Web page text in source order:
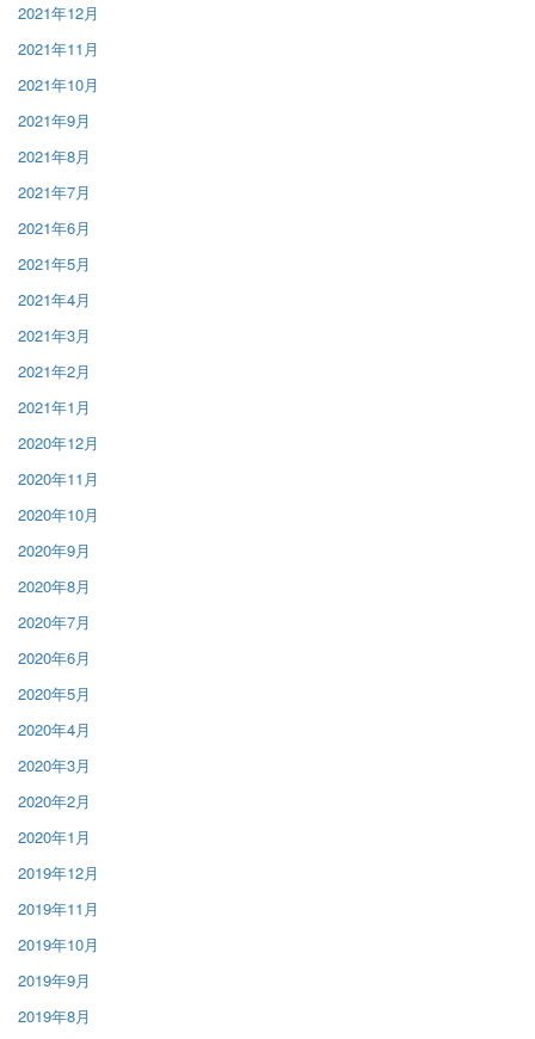
2021年12月
2021年11月
2021年10月
2021年9月
2021年8月
2021年7月
2021年6月
2021年5月
2021年4月
2021年3月
2021年2月
2021年1月
2020年12月
2020年11月
2020年10月
2020年9月
2020年8月
2020年7月
2020年6月
2020年5月
2020年4月
2020年3月
2020年2月
2020年1月
2019年12月
2019年11月
2019年10月
2019年9月
2019年8月